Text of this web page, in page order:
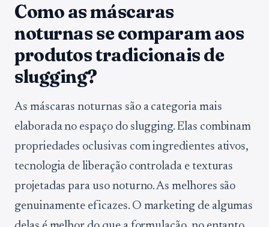
Como as máscaras
noturnas se comparam aos
produtos tradicionais de
slugging?
As máscaras noturnas são a categoria mais
elaborada no espaço do slugging. Elas combinam
propriedades oclusivas com ingredientes ativos,
tecnologia de liberação controlada e texturas
projetadas para uso noturno. As melhores são
genuinamente eficazes. O marketing de algumas